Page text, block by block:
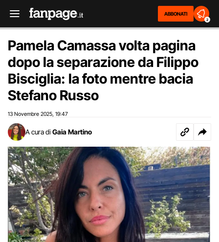
ABBONATI
2
Pamela Camassa volta pagina
dopo la separazione da Filippo
Bisciglia: la foto mentre bacia
Stefano Russo
13 Novembre 2025 19:47
A cura di Gaia Martino